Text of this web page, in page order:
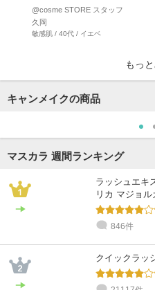
人気のク…@cosme STORE スタッフ
久岡
敏感肌 / 40代 / イエベ
@cosme STORE スタッフ
混合肌 / 30代 / ブルベ
@cosme STORE スタッフ
混合肌 / 30代 / イエベ
@cosme STORE スタッフ
混合肌 / 30代 / ブルベ
もっ
キャンメイクの商品
マスカラ 週間ランキング
ラッシュエキ
リカ マジョル
846件
クイックラッ